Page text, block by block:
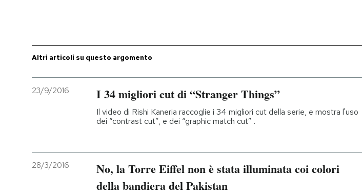
AREA PERSONALE
Altri articoli su questo argomento
23/9/2016 I 34 migliori cut di “Stranger Things”
Il video di Rishi Kaneria raccoglie i 34 migliori cut della serie, e mostra l'uso
dei “contrast cut”, e dei “graphic match cut” .
28/3/2016
No, la Torre Eiffel non è stata illuminata coi colori
della bandiera del Pakistan